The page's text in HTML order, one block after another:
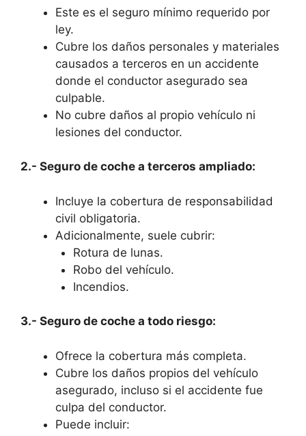
Este es el seguro mínimo requerido por
ley.
Cubre los daños personales y materiales
causados a terceros en un accidente
donde el conductor asegurado sea
culpable.
No cubre daños al propio vehículo ni
lesiones del conductor.
2.- Seguro de coche a terceros ampliado:
Incluye la cobertura de responsabilidad
civil obligatoria.
Adicionalmente, suele cubrir:
Rotura de lunas.
Robo del vehículo.
Incendios.
3.- Seguro de coche a todo riesgo:
Ofrece la cobertura más completa.
Cubre los daños propios del vehículo
asegurado, incluso si el accidente fue
culpa del conductor.
Puede incluir: